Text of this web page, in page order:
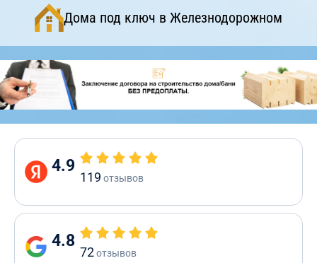
Дома под ключ в Железнодорожном
4.9
119 отзывов
4.8
72отзывов